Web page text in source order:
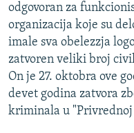
POST SCRIPTUM
MOJA EVROPA
TRI DECENIJE OD RATA U BIH
SVE KARTE DEJTONA
NASTANAK I RASPAD
odgovoran za
organizacija koje su
imale sva obelezzja
zatvoren veliki broj
On je 27. oktobra ove
devet godina zatvora
kriminala u "Privrednoj